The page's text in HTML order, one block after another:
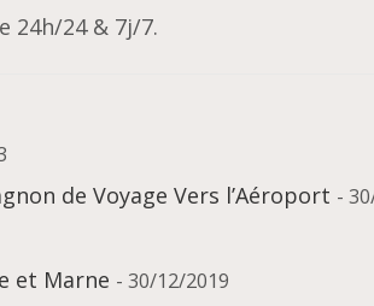
24h/24 & 7j/7.
de Voyage Vers l’Aéroport -
et Marne - 30/12/2019